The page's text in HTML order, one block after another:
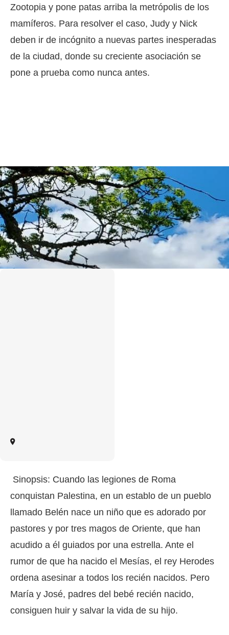
Zootopia y pone patas arriba la metrópolis de los
mamíferos. Para resolver el caso, Judy y Nick
deben ir de incógnito a nuevas partes inesperadas
de la ciudad, donde su creciente asociación se
pone a prueba como nunca antes.
Sinopsis: Cuando las legiones de Roma
conquistan Palestina, en un establo de un pueblo
llamado Belén nace un niño que es adorado por
pastores y por tres magos de Oriente, que han
acudido a él guiados por una estrella. Ante el
rumor de que ha nacido el Mesías, el rey Herodes
ordena asesinar a todos los recién nacidos. Pero
María y José, padres del bebé recién nacido,
consiguen huir y salvar la vida de su hijo.